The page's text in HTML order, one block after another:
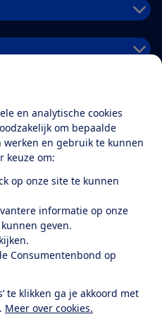
en analytische cookies
om bepaalde
en gebruik te kunnen
keuze om:
op onze site te kunnen
informatie op onze
geven.
Consumentenbond op
te klikken ga je akkoord met
Meer over cookies.
Privacyverklaring
Instagram
YoutubeLinkedIn
Consumentenbondmet gemiddeld